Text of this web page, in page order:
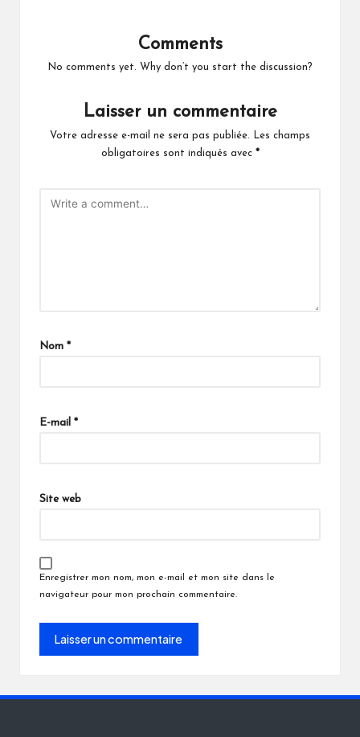
Comments
No comments yet. Why don’t you start the discussion?
Laisser un commentaire
Votre adresse e-mail ne sera pas publiée.
Les champs
obligatoires sont indiqués avec *
Nom *
E-mail *
Site web
Enregistrer mon nom, mon e-mail et mon site dans le
navigateur pour mon prochain commentaire.